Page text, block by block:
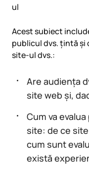
ul
Acest subiect
publicul dvs. țintă și
site-ul dvs.:
Are audiența
site web și,
Cum va
site: de ce
cum sunt
există